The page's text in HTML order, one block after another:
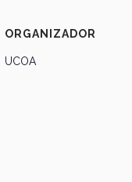
ORGANIZADOR
UCOA